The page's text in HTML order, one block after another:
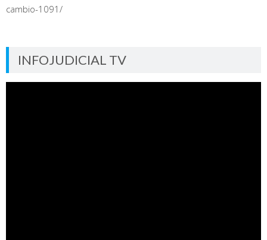
cambio-1091/
INFOJUDICIAL TV